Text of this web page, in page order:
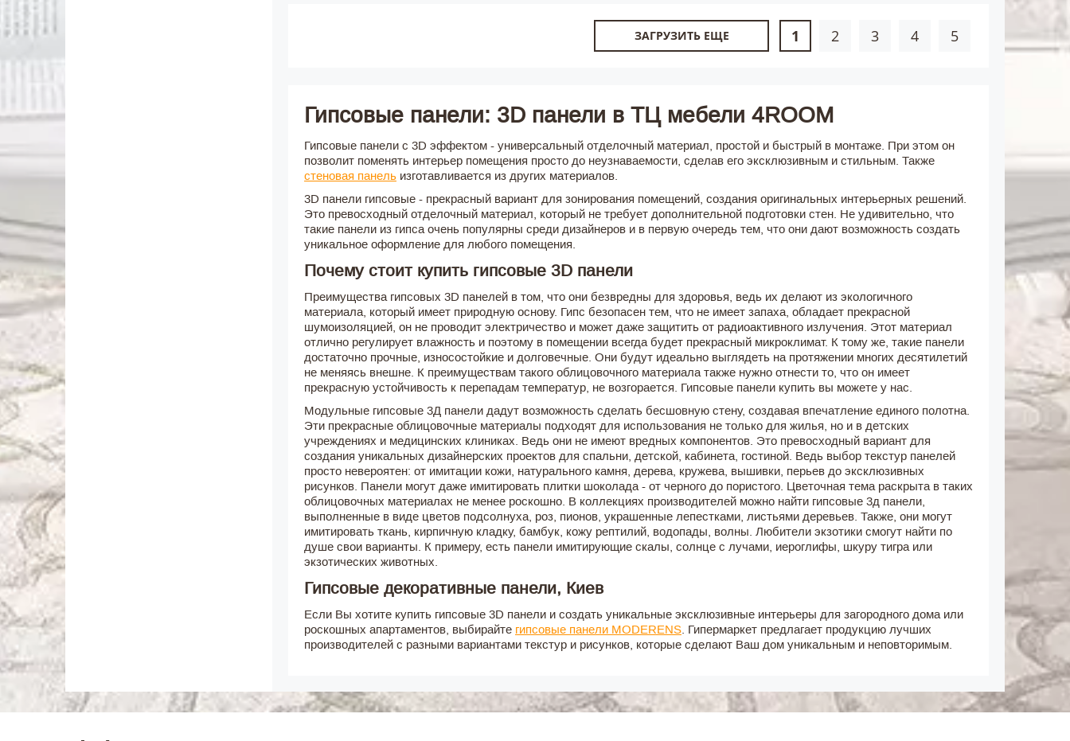
1 2 3 4 5
ЗАГРУЗИТЬ ЕЩЕ
Гипсовые панели: 3D панели в ТЦ мебели 4ROOM
Гипсовые панели с 3D эффектом - универсальный отделочный материал, простой и быстрый в монтаже. При этом он
позволит поменять интерьер помещения просто до неузнаваемости, сделав его эксклюзивным и стильным. Также
стеновая панель изготавливается из других материалов.
3D панели гипсовые - прекрасный вариант для зонирования помещений, создания оригинальных интерьерных решений.
Это превосходный отделочный материал, который не требует дополнительной подготовки стен. Не удивительно, что
такие панели из гипса очень популярны среди дизайнеров и в первую очередь тем, что они дают возможность создать
уникальное оформление для любого помещения.
Почему стоит купить гипсовые 3D панели
Преимущества гипсовых 3D панелей в том, что они безвредны для здоровья, ведь их делают из экологичного
материала, который имеет природную основу. Гипс безопасен тем, что не имеет запаха, обладает прекрасной
шумоизоляцией, он не проводит электричество и может даже защитить от радиоактивного излучения. Этот материал
отлично регулирует влажность и поэтому в помещении всегда будет прекрасный микроклимат. К тому же, такие панели
достаточно прочные, износостойкие и долговечные. Они будут идеально выглядеть на протяжении многих десятилетий
не меняясь внешне. К преимуществам такого облицовочного материала также нужно отнести то, что он имеет
прекрасную устойчивость к перепадам температур, не возгорается. Гипсовые панели купить вы можете у нас.
Модульные гипсовые 3Д панели дадут возможность сделать бесшовную стену, создавая впечатление единого полотна.
Эти прекрасные облицовочные материалы подходят для использования не только для жилья, но и в детских
учреждениях и медицинских клиниках. Ведь они не имеют вредных компонентов. Это превосходный вариант для
создания уникальных дизайнерских проектов для спальни, детской, кабинета, гостиной. Ведь выбор текстур панелей
просто невероятен: от имитации кожи, натурального камня, дерева, кружева, вышивки, перьев до эксклюзивных
рисунков. Панели могут даже имитировать плитки шоколада - от черного до пористого. Цветочная тема раскрыта в таких
облицовочных материалах не менее роскошно. В коллекциях производителей можно найти гипсовые 3д панели,
выполненные в виде цветов подсолнуха, роз, пионов, украшенные лепестками, листьями деревьев. Также, они могут
имитировать ткань, кирпичную кладку, бамбук, кожу рептилий, водопады, волны. Любители экзотики смогут найти по
душе свои варианты. К примеру, есть панели имитирующие скалы, солнце с лучами, иероглифы, шкуру тигра или
экзотических животных.
Гипсовые декоративные панели, Киев
Если Вы хотите купить гипсовые 3D панели и создать уникальные эксклюзивные интерьеры для загородного дома или
роскошных апартаментов, выбирайте гипсовые панели MODERENS . Гипермаркет предлагает продукцию лучших
производителей с разными вариантами текстур и рисунков, которые сделают Ваш дом уникальным и неповторимым.